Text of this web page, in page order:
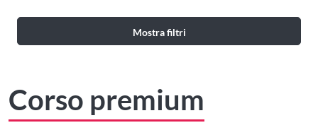
Mostra filtri
Corso premium